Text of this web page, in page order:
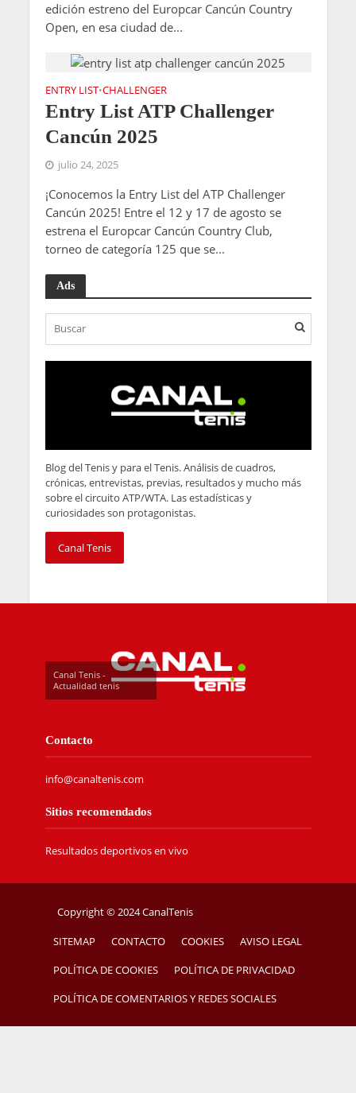
edición estreno del Europcar Cancún Country
Open, en esa ciudad de...
ENTRY LIST•CHALLENGER
Entry List ATP Challenger
Cancún 2025
julio 24, 2025
¡Conocemos la Entry List del ATP Challenger
Cancún 2025! Entre el 12 y 17 de agosto se
estrena el Europcar Cancún Country Club,
torneo de categoría 125 que se...
Ads
Blog del Tenis y para el Tenis. Análisis de cuadros,
crónicas, entrevistas, previas, resultados y mucho más
sobre el circuito ATP/WTA. Las estadísticas y
curiosidades son protagonistas.
Canal Tenis
Canal Tenis -
Actualidad tenis
Contacto
info@canaltenis.com
Sitios recomendados
Resultados deportivos en vivo
Copyright © 2024 CanalTenis
SITEMAP CONTACTO COOKIES AVISO LEGAL
POLÍTICA DE COOKIES POLÍTICA DE PRIVACIDAD
POLÍTICA DE COMENTARIOS Y REDES SOCIALES